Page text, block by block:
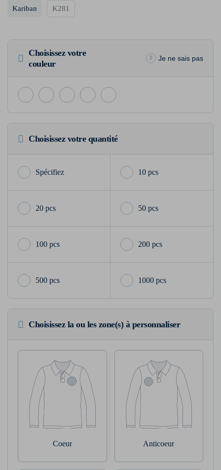
Kariban K281
Choisissez votre
couleur
Je ne sais pas
Choisissez votre quantité
10 pcs
20 pcs 50 pcs
100 pcs 200 pcs
500 pcs 1000 pcs
Choisissez la ou les zone(s) à personnaliser
Coeur Anticoeur